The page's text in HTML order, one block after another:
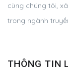
cùng chúng tôi,
trong ngành
THÔNG TIN